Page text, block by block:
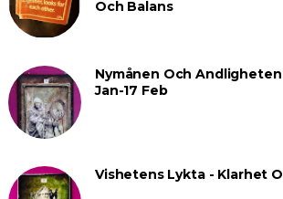
Och Balans
Nymånen Och Andligheten
Jan-17 Feb
Vishetens Lykta - Klarhet